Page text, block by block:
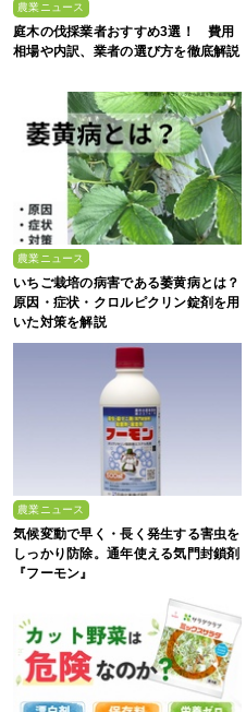
農業ニュース
庭木の伐採業者おすすめ3選！ 費用
相場や内訳、業者の選び方を徹底解説
農業ニュース
いちご栽培の病害である萎黄病とは？
原因・症状・クロルピクリン錠剤を用
いた対策を解説
農業ニュース
気候変動で早く・長く発生する害虫を
しっかり防除。通年使える気門封鎖剤
『フーモン』